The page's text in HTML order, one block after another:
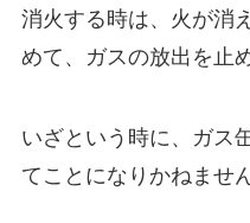
消火する時は、火が消
めて、ガスの放出を止
いざという時に、ガス
てことになりかねません